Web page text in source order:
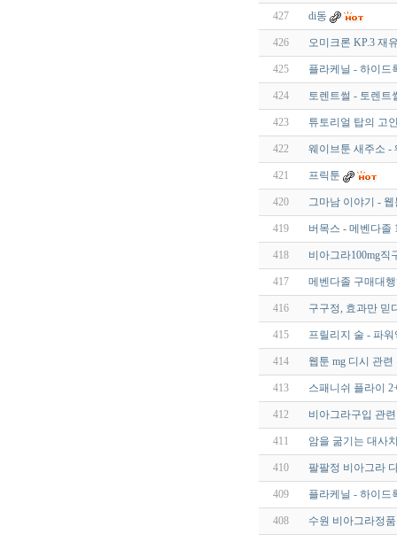
427 di동
426 오미크론 KP.3 재
425 플라케닐 - 하이드
424 토렌트썰 - 토렌
423 튜토리얼 탑의 고
422 웨이브툰 새주소 -
421 프릭툰
420 그마남 이야기 -
419 버목스 - 메벤다졸
418 비아그라100mg직
417 메벤다졸 구매대
416 구구정, 효과만 믿
415 프릴리지 술 - 파워
414 웹툰 mg 디시 관
413 스패니쉬 플라이
412 비아그라구입 관
411 암을 굶기는 대사
410 팔팔정 비아그라
409 플라케닐 - 하이드
408 수원 비아그라정